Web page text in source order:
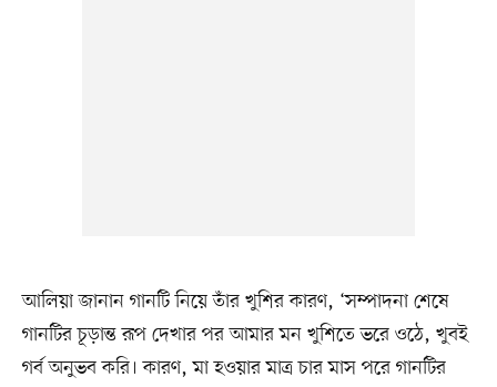
আলিয়া জানান গানটি নিয়ে তাঁর খুশির কারণ, ‘সম্পাদনা শেষে
গানটির চূড়ান্ত রূপ দেখার পর আমার মন খুশিতে ভরে ওঠে, খুবই
গর্ব অনুভব করি। কারণ, মা হওয়ার মাত্র চার মাস পরে গানটির